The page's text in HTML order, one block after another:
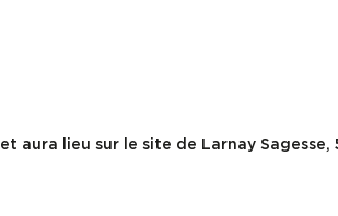
et aura lieu sur le site de Larnay